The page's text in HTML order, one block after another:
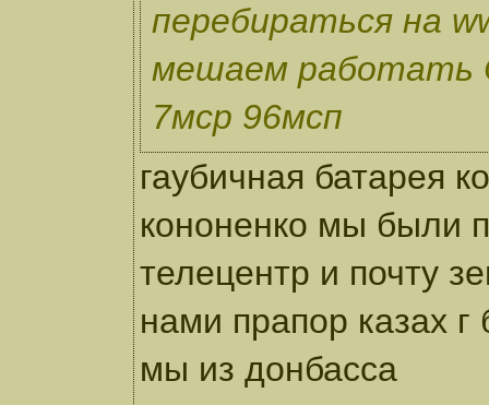
перебираться на
мешаем работать
7мср 96мсп
гаубичная батарея
кононенко мы были
телецентр и почту
нами прапор казах
мы из донбасса